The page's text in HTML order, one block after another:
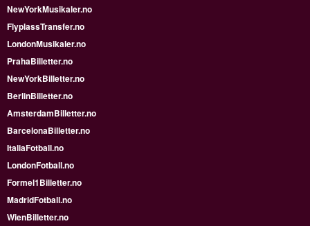
NewYorkMusikaler.no
FlyplassTransfer.no
LondonMusikaler.no
PrahaBilletter.no
NewYorkBilletter.no
BerlinBilletter.no
AmsterdamBilletter.no
BarcelonaBilletter.no
ItaliaFotball.no
LondonFotball.no
Formel1Billetter.no
MadridFotball.no
WienBilletter.no